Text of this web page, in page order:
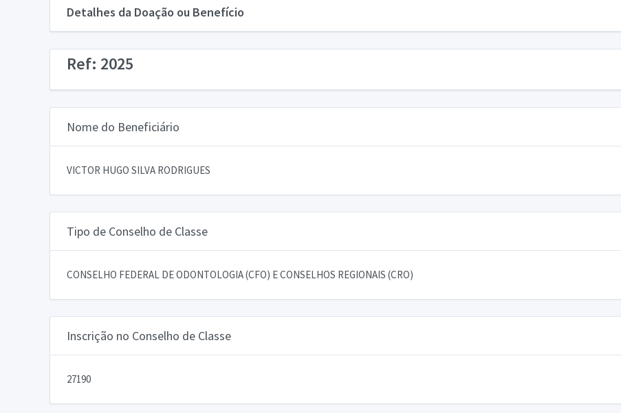
Detalhes da Doação ou Benefício
Ref: 2025
Nome do Beneficiário
VICTOR HUGO SILVA RODRIGUES
Tipo de Conselho de Classe
CONSELHO FEDERAL DE ODONTOLOGIA (CFO) E CONSELHOS REGIONAIS (CRO)
Inscrição no Conselho de Classe
27190